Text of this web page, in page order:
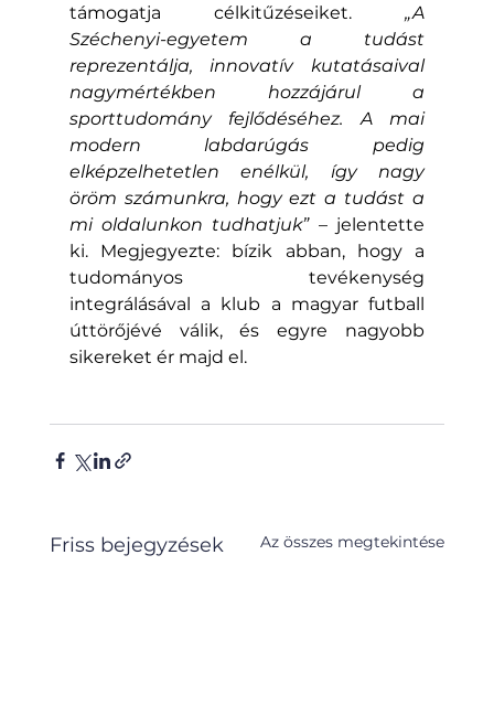
támogatja célkitűzéseiket. „A
Széchenyi-egyetem a tudást
reprezentálja, innovatív kutatásaival
nagymértékben hozzájárul a
sporttudomány fejlődéséhez. A mai
modern labdarúgás pedig
elképzelhetetlen enélkül, így nagy
öröm számunkra, hogy ezt a tudást a
mi oldalunkon tudhatjuk” – jelentette
ki. Megjegyezte: bízik abban, hogy a
tudományos tevékenység
integrálásával a klub a magyar futball
úttörőjévé válik, és egyre nagyobb
sikereket ér majd el.
Friss bejegyzések Az összes megtekintése